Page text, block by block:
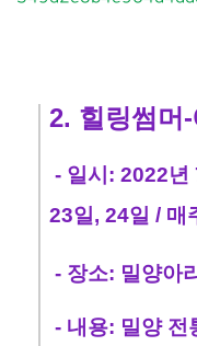
2. 힐링썸머
- 일시: 2022년
23일, 24일 / 매
- 장소: 밀양아
- 내용: 밀양 전